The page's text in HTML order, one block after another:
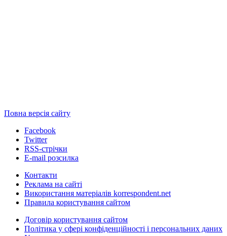
Повна версія сайту
Facebook
Twitter
RSS-стрічки
E-mail розсилка
Контакти
Реклама на сайті
Використання матеріалів korrespondent.net
Правила користування сайтом
Договір користування сайтом
Політика у сфері конфіденційності і персональних даних